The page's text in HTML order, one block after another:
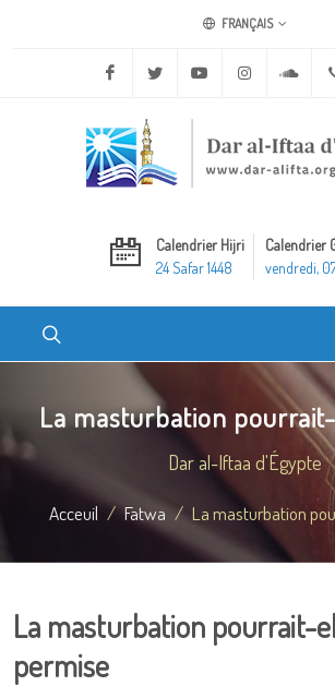
FRANÇAIS
Facebook Twitter Youtube Instagram
Calendrier Hijri
24 Safar 1448
Calendrier
vendredi,
La masturbation
Dar al-Iftaa d'Égypte
Acceuil Fatwa La masturbation
La masturbation pourrait-
permise